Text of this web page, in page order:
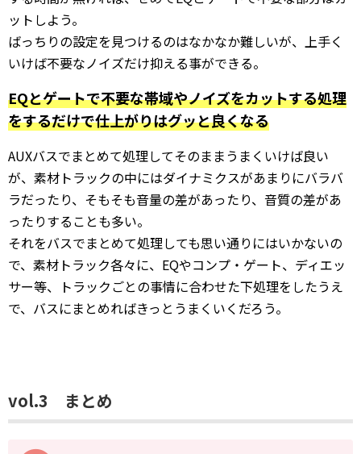
ットしよう。
ばっちりの設定を見つけるのはなかなか難しいが、上手く
いけば不要なノイズだけ抑える事ができる。
EQとゲートで不要な帯域やノイズをカットする処理
をするだけで仕上がりはグッと良くなる
AUXバスでまとめて処理してそのままうまくいけば良い
が、素材トラックの中にはダイナミクスがあまりにバラバ
ラだったり、そもそも音量の差があったり、音質の差があ
ったりすることも多い。
それをバスでまとめて処理しても思い通りにはいかないの
で、素材トラック各々に、EQやコンプ・ゲート、ディエッ
サー等、トラックごとの事情に合わせた下処理をしたうえ
で、バスにまとめればきっとうまくいくだろう。
vol.3 まとめ